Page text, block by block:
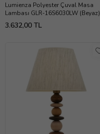
Lumienza Polyester Çuval Masa
Lambası GLR-16S6030LW (Beyaz)
3.632,00 TL